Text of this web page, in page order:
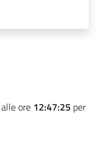
alle ore 12:47:25 per